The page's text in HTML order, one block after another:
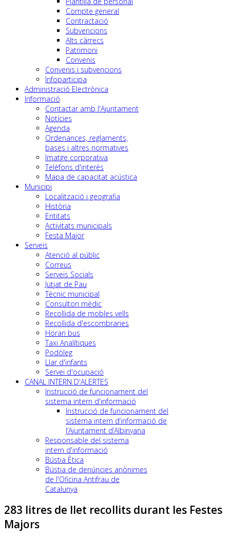
Compte general
Contractació
Subvencions
Alts càrrecs
Patrimoni
Convenis
Convenis i subvencions
Infoparticipa
Administració Electrònica
Informació
Contactar amb l'Ajuntament
Notícies
Agenda
Ordenances, reglaments,
bases i altres normatives
Imatge corporativa
Telèfons d'interès
Mapa de capacitat acústica
Municipi
Localització i geografia
Història
Entitats
Activitats municipals
Festa Major
Serveis
Atenció al públic
Correus
Serveis Socials
Jutjat de Pau
Tècnic municipal
Consultori mèdic
Recollida de mobles vells
Recollida d'escombraries
Horari bus
Taxi Analítiques
Podòleg
Llar d'infants
Servei d'ocupació
CANAL INTERN D'ALERTES
Instrucció de funcionament del
sistema intern d'informació
Instrucció de funcionament del
sistema intern d’informació de
l’Ajuntament d’Albinyana
Responsable del sistema
intern d'informació
Bústia Ètica
Bústia de denúncies anònimes
de l'Oficina Antifrau de
Catalunya
283 litres de llet recollits durant les Festes
Majors